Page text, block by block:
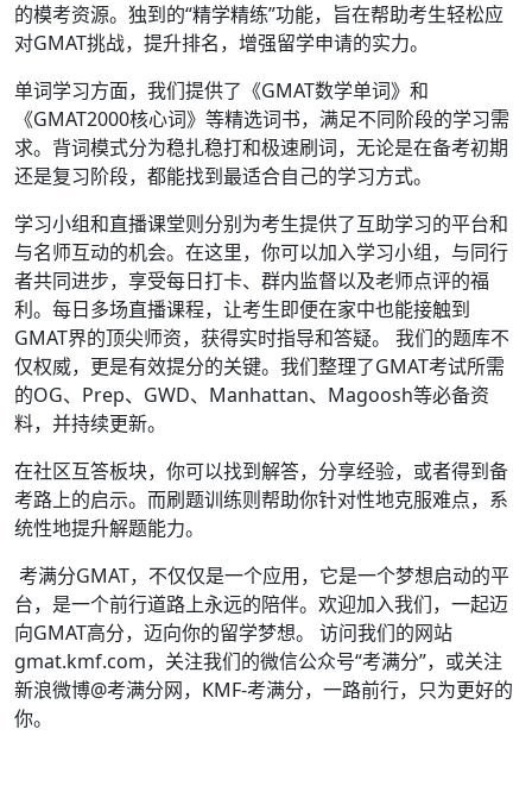
的模考资源。独到的“精学精练”功能，旨在帮助考生轻松应
对GMAT挑战，提升排名，增强留学申请的实力。
单词学习方面，我们提供了《GMAT数学单词》和
《GMAT2000核心词》等精选词书，满足不同阶段的学习需
求。背词模式分为稳扎稳打和极速刷词，无论是在备考初期
还是复习阶段，都能找到最适合自己的学习方式。
学习小组和直播课堂则分别为考生提供了互助学习的平台和
与名师互动的机会。在这里，你可以加入学习小组，与同行
者共同进步，享受每日打卡、群内监督以及老师点评的福
利。每日多场直播课程，让考生即便在家中也能接触到
GMAT界的顶尖师资，获得实时指导和答疑。 我们的题库不
仅权威，更是有效提分的关键。我们整理了GMAT考试所需
的OG、Prep、GWD、Manhattan、Magoosh等必备资
料，并持续更新。
在社区互答板块，你可以找到解答，分享经验，或者得到备
考路上的启示。而刷题训练则帮助你针对性地克服难点，系
统性地提升解题能力。
考满分GMAT，不仅仅是一个应用，它是一个梦想启动的平
台，是一个前行道路上永远的陪伴。欢迎加入我们，一起迈
向GMAT高分，迈向你的留学梦想。 访问我们的网站
gmat.kmf.com，关注我们的微信公众号“考满分”，或关注
新浪微博@考满分网，KMF-考满分，一路前行，只为更好的
你。